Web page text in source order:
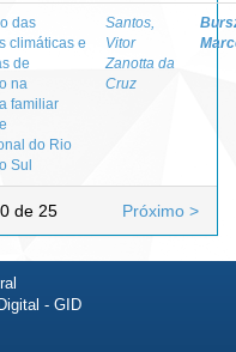
das
climáticas e
de
na
familiar
do Rio
Sul
Santos,
Vitor
Zanotta da
Cruz
de 25 Próximo >
- GID